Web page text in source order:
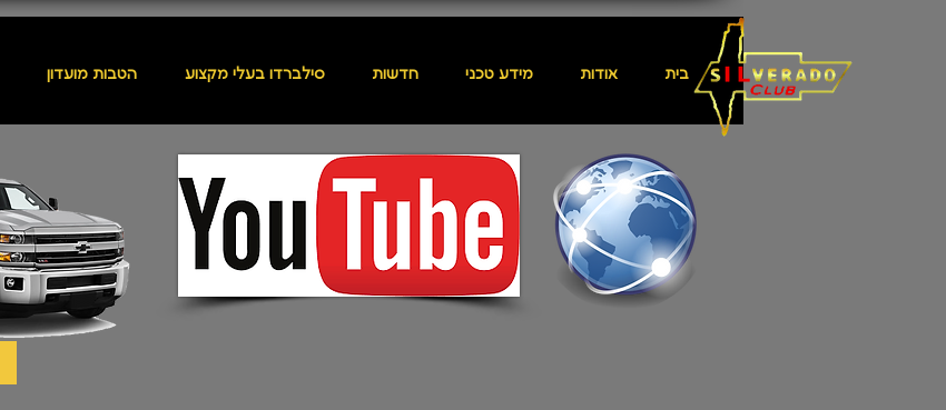
הטבות מועדון סילברדו בעלי מקצוע חדשות מידע טכני אודות בית